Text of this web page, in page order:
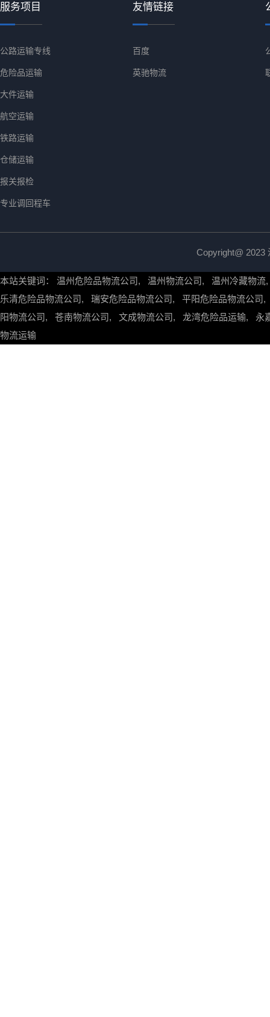
服务项目
公路运输专线
危险品运输
大件运输
航空运输
铁路运输
仓储运输
报关报检
专业调回程车
友情链接
百度
英驰物流
Copyright@
本站关键词： 温州危险品物流公司, 温州物流公司, 温州冷藏物流
乐清危险品物流公司, 瑞安危险品物流公司, 平阳危险品物流公司
阳物流公司, 苍南物流公司, 文成物流公司, 龙湾危险品运输, 永
物流运输